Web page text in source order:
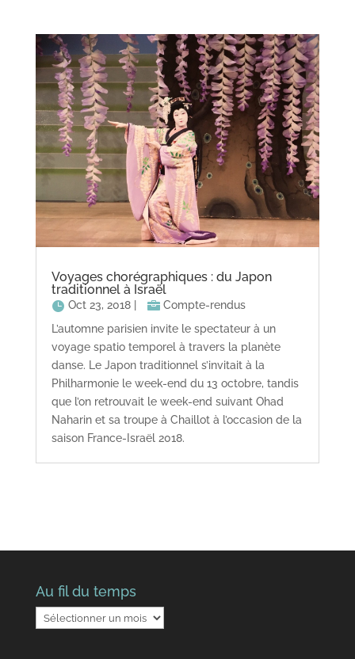
Voyages chorégraphiques : du Japon
traditionnel à Israël
Oct 23, 2018|
Compte-rendus
L’automne parisien invite le spectateur à un
voyage spatio temporel à travers la planète
danse. Le Japon traditionnel s’invitait à la
Philharmonie le week-end du 13 octobre, tandis
que l’on retrouvait le week-end suivant Ohad
Naharin et sa troupe à Chaillot à l’occasion de la
saison France-Israël 2018.
Au fil du temps
Au
fil